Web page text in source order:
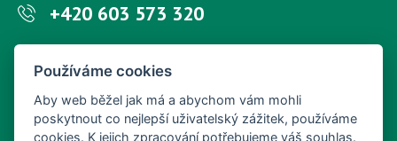
+420 603 573 320
petr.sonsky@centrum.cz
Používáme cookies
Aby web běžel jak má a abychom vám mohli
poskytnout co nejlepší uživatelský zážitek, používáme
cookies. K jejich zpracování potřebujeme váš souhlas.